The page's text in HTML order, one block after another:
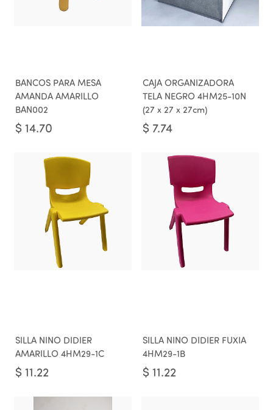
BANCOS PARA MESA
AMANDA AMARILLO
BAN002
$ 14.70
CAJA ORGANIZADORA
TELA NEGRO 4HM25-10N
(27 x 27 x 27cm)
$ 7.74
SILLA NINO DIDIER
AMARILLO 4HM29-1C
$ 11.22
SILLA NINO DIDIER FUXIA
4HM29-1B
$ 11.22